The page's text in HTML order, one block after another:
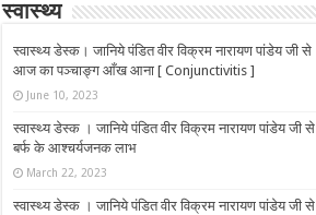
स्वास्थ्य
स्वास्थ्य डेस्क। जानिये पंडित वीर विक्रम नारायण पांडेय जी से
आज का पञ्चाङ्ग आँख आना [ Conjunctivitis ]
June 10, 2023
स्वास्थ्य डेस्क । जानिये पंडित वीर विक्रम नारायण पांडेय जी से
बर्फ के आश्चर्यजनक लाभ
March 22, 2023
स्वास्थ्य डेस्क । जानिये पंडित वीर विक्रम नारायण पांडेय जी से